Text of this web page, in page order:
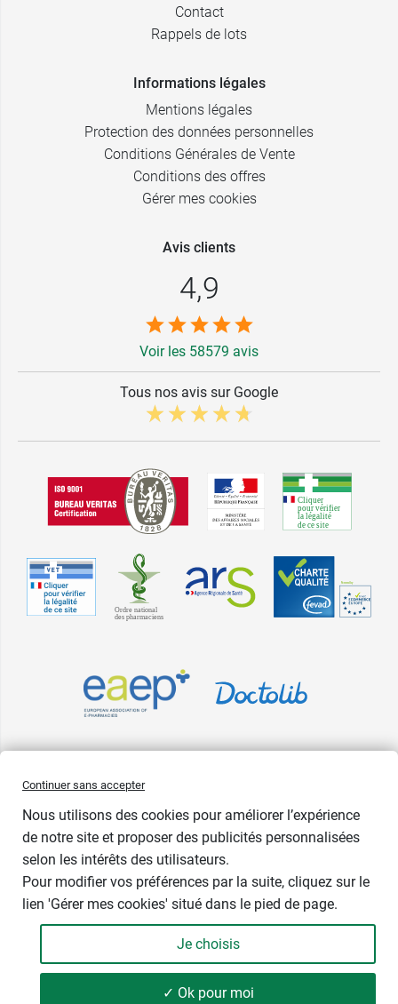
- +
Contact
Rappels de lots
Informations légales
Mentions légales
Protection des données personnelles
Conditions Générales de Vente
Conditions des offres
Gérer mes cookies
Avis clients
4,9
Voir les 58579 avis
Tous nos avis sur Google
Pharma GDD adhère à la Fédération du e-commerce et de la vente à
européen Ecommerce Europe Trustmark.
Continuer sans accepter
Nous utilisons des cookies pour améliorer l’expérience
de notre site et proposer des publicités personnalisées
selon les intérêts des utilisateurs.
Pour modifier vos préférences par la suite, cliquez sur le
lien 'Gérer mes cookies' situé dans le pied de page.
Je choisis
✓ Ok pour moi